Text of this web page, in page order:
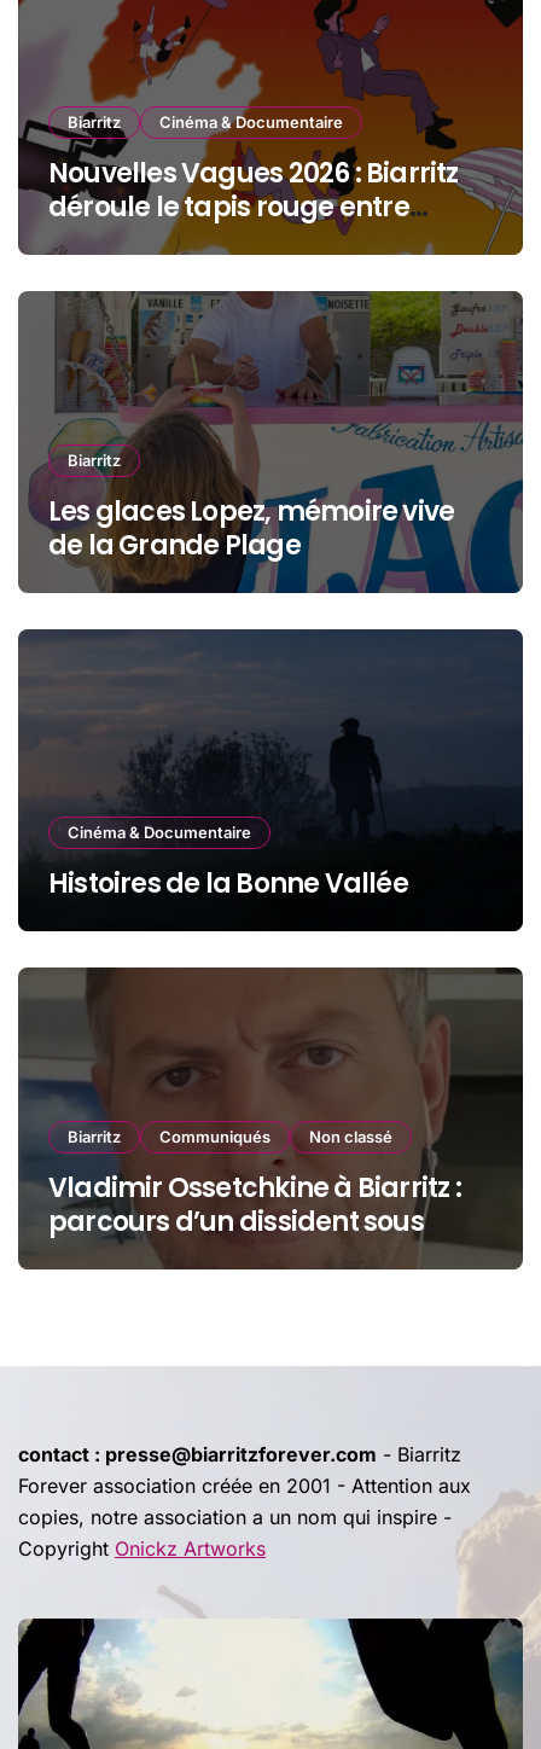
Biarritz Cinéma & Documentaire
Nouvelles Vagues 2026 : Biarritz
déroule le tapis rouge entre
océan, jeunesse et cinéma
Biarritz
Les glaces Lopez, mémoire vive
de la Grande Plage
Cinéma & Documentaire
Histoires de la Bonne Vallée
Biarritz Communiqués Non classé
Vladimir Ossetchkine à Biarritz :
parcours d’un dissident sous
protection
contact : presse@biarritzforever.com - Biarritz
Forever association créée en 2001 - Attention aux
copies, notre association a un nom qui inspire -
Copyright Onickz Artworks